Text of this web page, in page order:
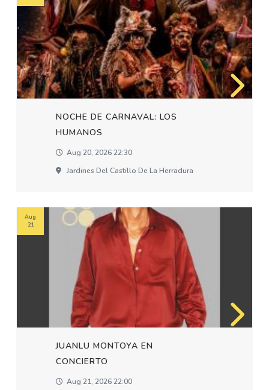
NOCHE DE CARNAVAL: LOS
HUMANOS
Aug 20, 2026 22:30
Jardines Del Castillo De La Herradura
JUANLU MONTOYA EN
CONCIERTO
Aug 21, 2026 22:00
Aug
21